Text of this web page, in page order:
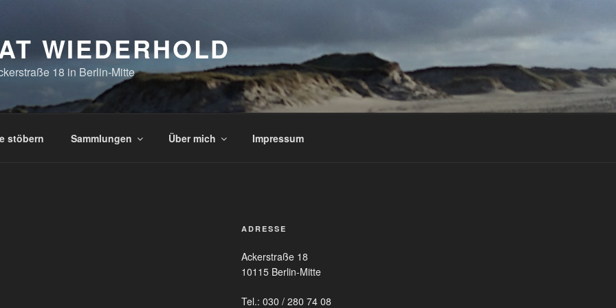
WIEDERHOLD
18 in Berlin-Mitte
stöbern Sammlungen Über mich Impressum
ADRESSE
Ackerstraße 18
10115 Berlin-Mitte
Tel.: 030 / 280 74 08